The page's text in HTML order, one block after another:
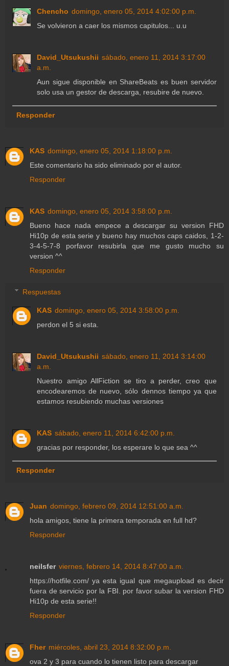
Chencho domingo, enero 05, 2014 4:02:00 p.m.
Se volvieron a caer los mismos capitulos... u.u
David_Utsukushii sábado, enero 11, 2014 3:17:00
a.m.
Aun sigue disponible en ShareBeats es buen servidor
solo usa un gestor de descarga, resubire de nuevo.
Responder
KAS domingo, enero 05, 2014 1:18:00 p.m.
Este comentario ha sido eliminado por el autor.
Responder
KAS domingo, enero 05, 2014 3:58:00 p.m.
Bueno hace nada empece a descargar su version FHD
Hi10p de esta serie y bueno hay muchos caps caidos, 1-2-
3-4-5-7-8 porfavor resubirla que me gusto mucho su
version ^^
Responder
Respuestas
KAS domingo, enero 05, 2014 3:58:00 p.m.
perdon el 5 si esta.
David_Utsukushii sábado, enero 11, 2014 3:14:00
a.m.
Nuestro amigo AllFiction se tiro a perder, creo que
encodearemos de nuevo, sólo dennos tiempo ya que
estamos resubiendo muchas versiones
KAS sábado, enero 11, 2014 6:42:00 p.m.
gracias por responder, los esperare lo que sea ^^
Responder
Juan domingo, febrero 09, 2014 12:51:00 a.m.
hola amigos, tiene la primera temporada en full hd?
Responder
neilsfer viernes, febrero 14, 2014 8:47:00 a.m.
https://hotfile.com/ ya esta igual que megaupload es decir
fuera de servicio por la FBI. por favor subar la version FHD
Hi10p de esta serie!!
Responder
Fher miércoles, abril 23, 2014 8:32:00 p.m.
ova 2 y 3 para cuando lo tienen listo para descargar